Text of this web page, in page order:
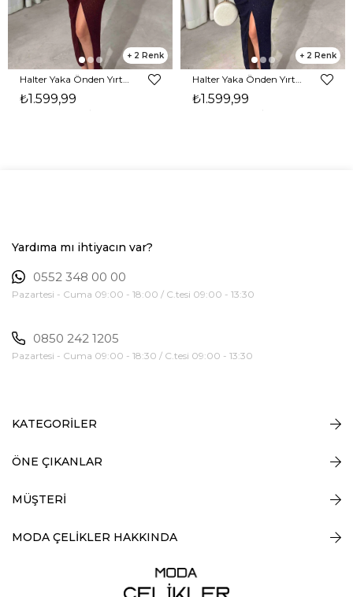
2
₺1.599,99
2
₺1.599,99
Yardıma mı ihtiyacın var?
0552 348 00 00
Pazartesi - Cuma 09:00 - 18:00 / C.tesi 09:00 - 13:30
0850 242 1205
Pazartesi - Cuma 09:00 - 18:30 / C.tesi 09:00 - 13:30
KATEGORİLER
ÖNE ÇIKANLAR
MÜŞTERİ
MODA ÇELİKLER HAKKINDA